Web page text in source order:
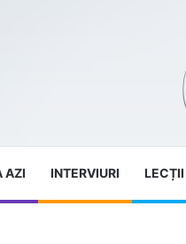
AZI INTERVIURI LECȚII